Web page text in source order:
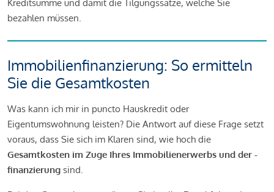
Kreditsumme und damit die Tilgungssätze, welche Sie
bezahlen müssen.
Immobilienfinanzierung: So ermitteln
Sie die Gesamtkosten
Was kann ich mir in puncto Hauskredit oder
Eigentumswohnung leisten? Die Antwort auf diese Frage setzt
voraus, dass Sie sich im Klaren sind, wie hoch die
Gesamtkosten im Zuge Ihres Immobilienerwerbs und der -
finanzierung sind.